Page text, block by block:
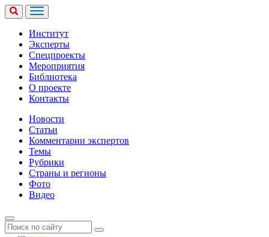
Институт
Эксперты
Спецпроекты
Мероприятия
Библиотека
О проекте
Контакты
Новости
Статьи
Комментарии экспертов
Темы
Рубрики
Страны и регионы
Фото
Видео